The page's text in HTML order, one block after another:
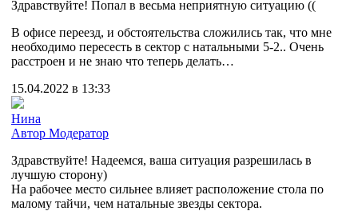
Здравствуйте! Попал в весьма неприятную ситуацию ((
В офисе переезд, и обстоятельства сложились так, что мне
необходимо пересесть в сектор с натальными 5-2.. Очень
расстроен и не знаю что теперь делать…
15.04.2022 в 13:33
Нина
Автор Модератор
Здравствуйте! Надеемся, ваша ситуация разрешилась в
лучшую сторону)
На рабочее место сильнее влияет расположение стола по
малому тайчи, чем натальные звезды сектора.